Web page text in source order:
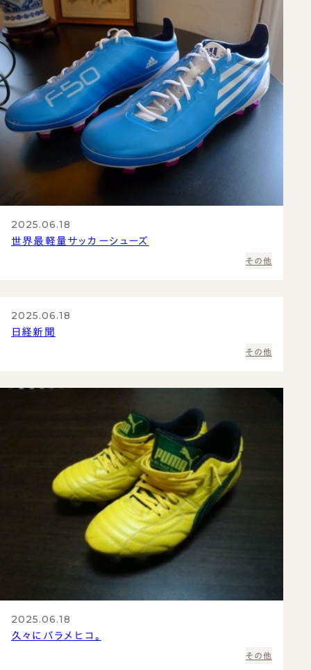
2025.06.18
世界最軽量サッカーシューズ
その他
2025.06.18
日経新聞
その他
2025.06.18
久々にパラメヒコ。
その他